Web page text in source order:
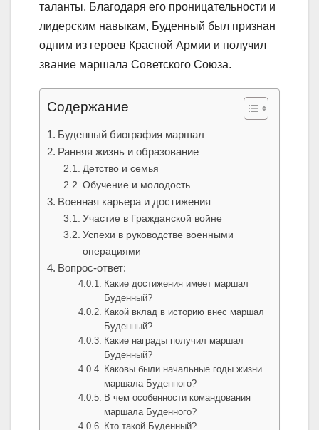
таланты. Благодаря его проницательности и
лидерским навыкам, Буденный был признан
одним из героев Красной Армии и получил
звание маршала Советского Союза.
Содержание
Буденный биография маршал
Ранняя жизнь и образование
Детство и семья
Обучение и молодость
Военная карьера и достижения
Участие в Гражданской войне
Успехи в руководстве военными
операциями
Вопрос-ответ:
Какие достижения имеет маршал
Буденный?
Какой вклад в историю внес маршал
Буденный?
Какие награды получил маршал
Буденный?
Каковы были начальные годы жизни
маршала Буденного?
В чем особенности командования
маршала Буденного?
Кто такой Буденный?